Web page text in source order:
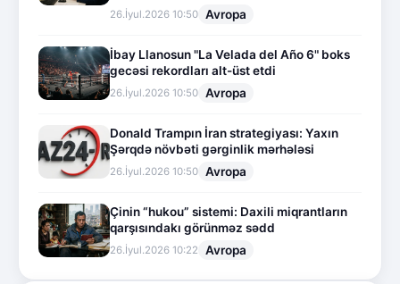
26.İyul.2026 10:50 Avropa
İbay Llanosun "La Velada del Año 6" boks
gecəsi rekordları alt-üst etdi
26.İyul.2026 10:50 Avropa
Donald Trampın İran strategiyası: Yaxın
Şərqdə növbəti gərginlik mərhələsi
26.İyul.2026 10:50 Avropa
Çinin “hukou” sistemi: Daxili miqrantların
qarşısındakı görünməz sədd
26.İyul.2026 10:22 Avropa